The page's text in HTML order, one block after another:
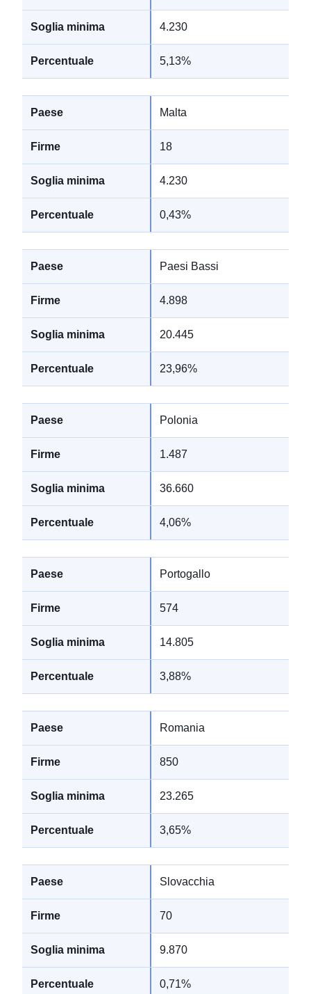
4.230
5,13%
Malta
18
4.230
0,43%
Paesi Bassi
4.898
20.445
23,96%
Polonia
1.487
36.660
4,06%
Portogallo
574
14.805
3,88%
Romania
850
23.265
3,65%
Slovacchia
70
9.870
0,71%